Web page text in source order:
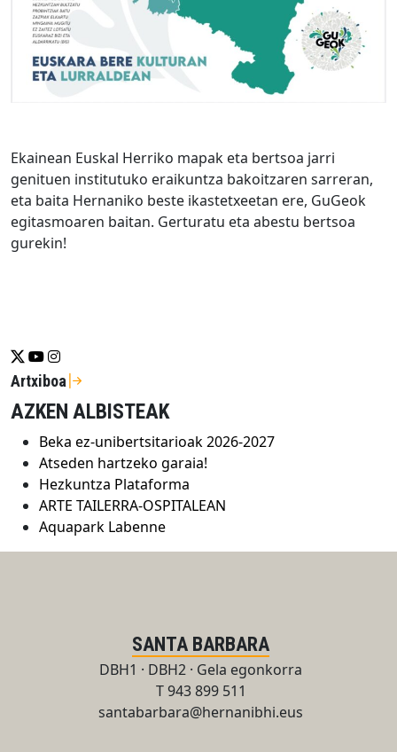
Ekainean Euskal Herriko mapak eta bertsoa jarri
genituen institutuko eraikuntza bakoitzaren sarreran,
eta baita Hernaniko beste ikastetxeetan ere, GuGeok
egitasmoaren baitan. Gerturatu eta abestu bertsoa
gurekin!
Se abrirá nueva ventana-twitter
Se abrirá nueva ventana-youtube
Se abrirá nueva ventana-instragram
Artxiboa
AZKEN ALBISTEAK
Beka ez-unibertsitarioak 2026-2027
Atseden hartzeko garaia!
Hezkuntza Plataforma
ARTE TAILERRA-OSPITALEAN
Aquapark Labenne
SANTA BARBARA
DBH1 · DBH2 · Gela egonkorra
T 943 899 511
santabarbara@hernanibhi.eus